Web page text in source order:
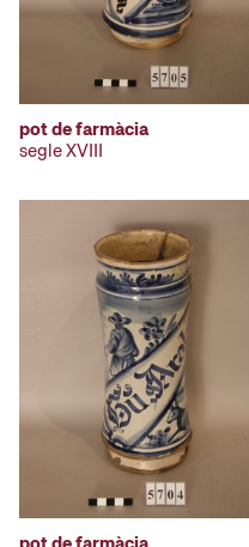
pot de farmàcia
segle XVIII